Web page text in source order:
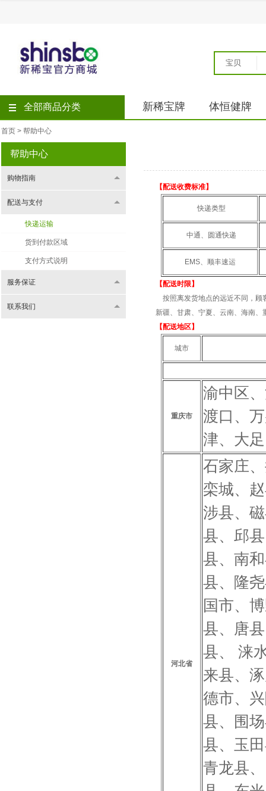
宝贝
全部商品分类 新稀宝牌 体恒健牌
首页 > 帮助中心
帮助中心
购物指南
配送与支付
快递运输
货到付款区域
支付方式说明
服务保证
联系我们
【配送收费标准】
快递类型
中通、圆通快递
EMS、顺丰速运
【配送时限】
按照离发货地点的远近不同，顾
新疆、甘肃、宁夏、云南、海南
【配送地区】
城市
重庆市
渝中区
渡口、
津、大
河北省
石家庄
栾城、
涉县、
县、邱
县、南
县、隆
国市、
县、唐
县、 涞
来县、
德市、
县、围
县、玉
青龙县